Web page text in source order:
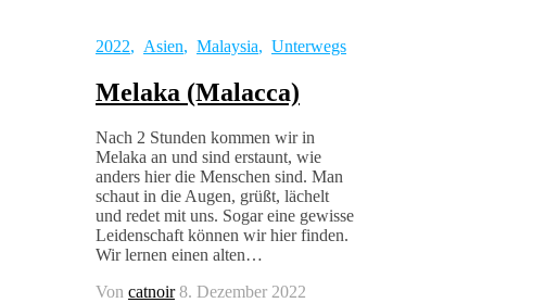
2022, Asien, Malaysia, Unterwegs
Melaka (Malacca)
Nach 2 Stunden kommen wir in
Melaka an und sind erstaunt, wie
anders hier die Menschen sind. Man
schaut in die Augen, grüßt, lächelt
und redet mit uns. Sogar eine gewisse
Leidenschaft können wir hier finden.
Wir lernen einen alten…
Von catnoir 8. Dezember 2022